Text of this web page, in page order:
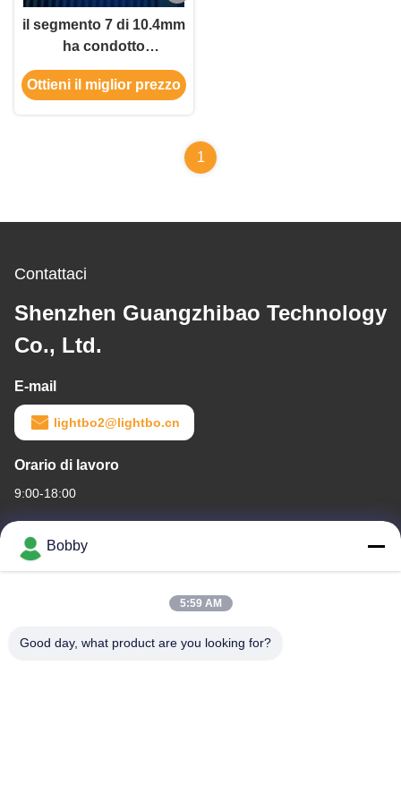
il segmento 7 di 10.4mm
ha condotto
l'esposizione 120mcd
per il motorino elettrico
Ottieni il miglior prezzo
1
Contattaci
Shenzhen Guangzhibao Technology
Co., Ltd.
E-mail
lightbo2@lightbo.cn
Orario di lavoro
9:00-18:00
Il nostro indirizzo
DEVELOPMENT Building, n. 5298, via Shahe West, XILI STREET,
Bobby
5:59 AM
Good day, what product are you looking for?